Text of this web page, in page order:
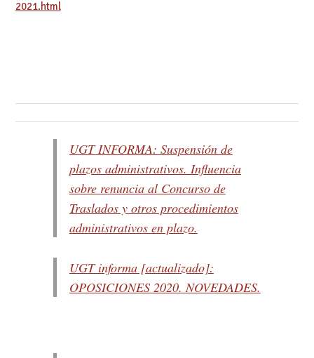
2021.html
UGT INFORMA: Suspensión de
plazos administrativos. Influencia
sobre renuncia al Concurso de
Traslados y otros procedimientos
administrativos en plazo.
UGT informa [actualizado]:
OPOSICIONES 2020. NOVEDADES.